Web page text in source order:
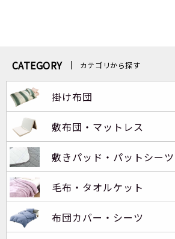
CATEGORY カテゴリから探す
掛け布団
敷布団・マットレス
敷きパッド・パットシーツ
毛布・タオルケット
布団カバー・シーツ